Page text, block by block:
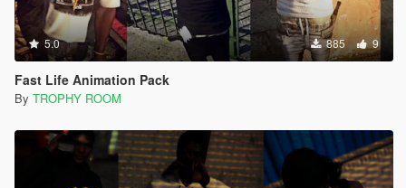
5.0 885 9
Fast Life Animation Pack
By TROPHY ROOM